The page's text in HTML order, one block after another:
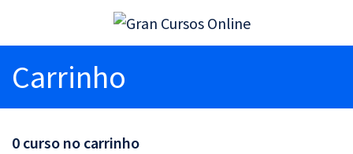
Carrinho
0 curso no carrinho